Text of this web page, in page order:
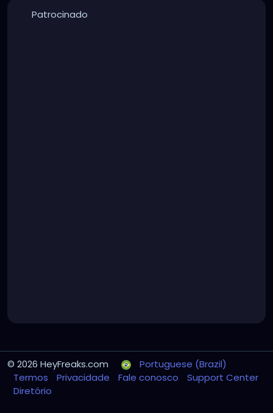
Patrocinado
© 2026 HeyFreaks.com
Portuguese (Brazil)
Termos
Privacidade Fale conosco
Support Center
Diretório